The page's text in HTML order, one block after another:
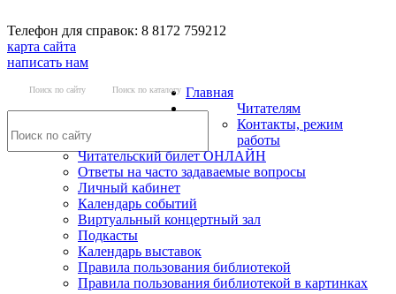
Телефон для справок: 8 8172 759212
карта сайта
написать нам
Поиск по сайту Поиск по каталогу Главная
Читателям
Контакты, режим
работы
Читательский билет ОНЛАЙН
Ответы на часто задаваемые вопросы
Личный кабинет
Календарь событий
Виртуальный концертный зал
Подкасты
Календарь выставок
Правила пользования библиотекой
Правила пользования библиотекой в картинках